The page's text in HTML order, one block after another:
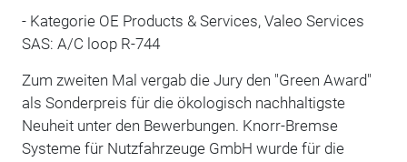
- Kategorie OE Products & Services, Valeo Services
SAS: A/C loop R-744
Zum zweiten Mal vergab die Jury den "Green Award"
als Sonderpreis für die ökologisch nachhaltigste
Neuheit unter den Bewerbungen. Knorr-Bremse
Systeme für Nutzfahrzeuge GmbH wurde für die